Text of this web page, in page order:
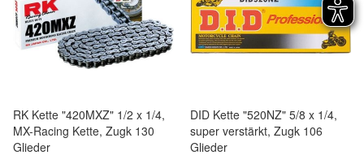
RK Kette "420MXZ" 1/2 x 1/4,
MX-Racing Kette, Zugk 130
Glieder
DID Kette "520NZ" 5/8 x 1/4,
super verstärkt, Zugk 106
Glieder